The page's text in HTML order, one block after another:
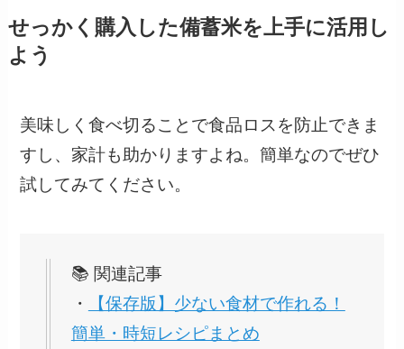
せっかく購入した備蓄米を上手に活用し
よう
美味しく食べ切ることで食品ロスを防止できま
すし、家計も助かりますよね。簡単なのでぜひ
試してみてください。
📚 関連記事
・
【保存版】少ない食材で作れる！
簡単・時短レシピまとめ